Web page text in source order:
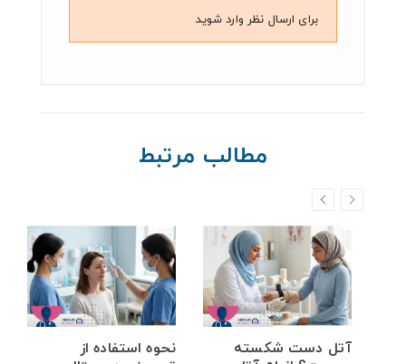
برای ارسال نظر وارد شوید
مطالب مرتبط
نحوه استفاده از
آتل دست شکسته